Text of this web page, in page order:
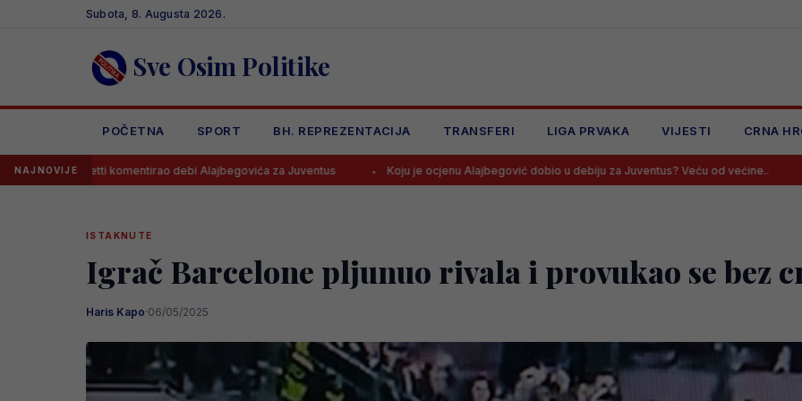
Subota, 8. Augusta 2026.
Sve Osim Politike
POČETNA SPORT BH. REPREZENTACIJA TRANSFERI LIGA PRVAKA VIJESTI CRNA
NAJNOVIJEdebi Alajbegovića za Juventus Koju je ocjenu Alajbegović dobio u debiju za Juventus? Veću od većine.. Alajbegović
ISTAKNUTE
Igrač Barcelone pljunuo rivala i provukao se bez
Haris Kapo·06/05/2025